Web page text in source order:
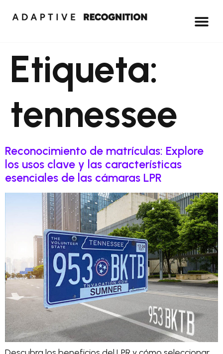
Etiqueta:
tennessee
Reconocimiento de matrículas: Explore
los usos clave y las características
esenciales de las cámaras LPR